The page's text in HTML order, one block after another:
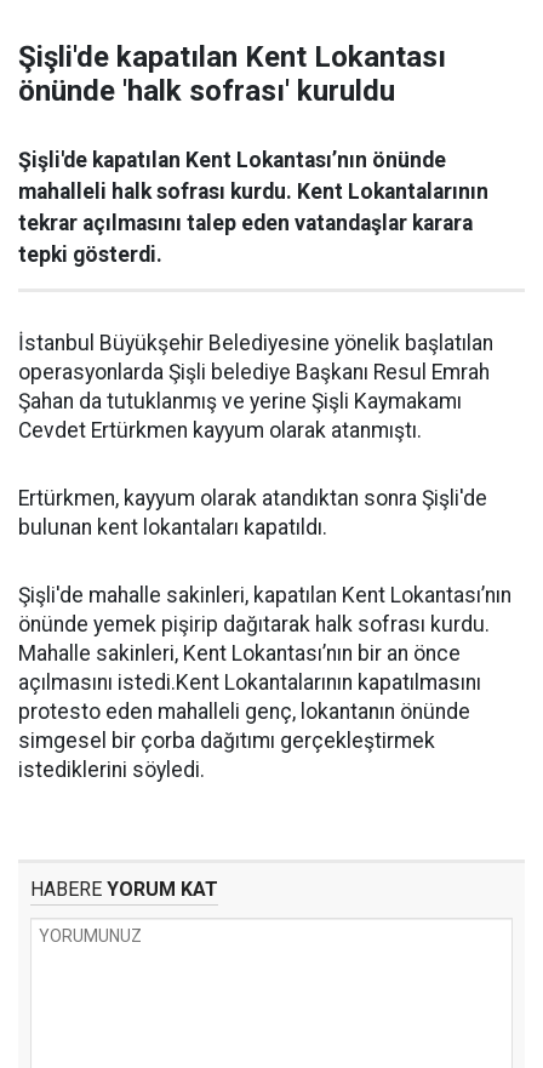
Şişli'de kapatılan Kent Lokantası
önünde 'halk sofrası' kuruldu
Şişli'de kapatılan Kent Lokantası’nın önünde
mahalleli halk sofrası kurdu. Kent Lokantalarının
tekrar açılmasını talep eden vatandaşlar karara
tepki gösterdi.
İstanbul Büyükşehir Belediyesine yönelik başlatılan
operasyonlarda Şişli belediye Başkanı Resul Emrah
Şahan da tutuklanmış ve yerine Şişli Kaymakamı
Cevdet Ertürkmen kayyum olarak atanmıştı.
Ertürkmen, kayyum olarak atandıktan sonra Şişli'de
bulunan kent lokantaları kapatıldı.
Şişli'de mahalle sakinleri, kapatılan Kent Lokantası’nın
önünde yemek pişirip dağıtarak halk sofrası kurdu.
Mahalle sakinleri, Kent Lokantası’nın bir an önce
açılmasını istedi.Kent Lokantalarının kapatılmasını
protesto eden mahalleli genç, lokantanın önünde
simgesel bir çorba dağıtımı gerçekleştirmek
istediklerini söyledi.
HABERE YORUM KAT